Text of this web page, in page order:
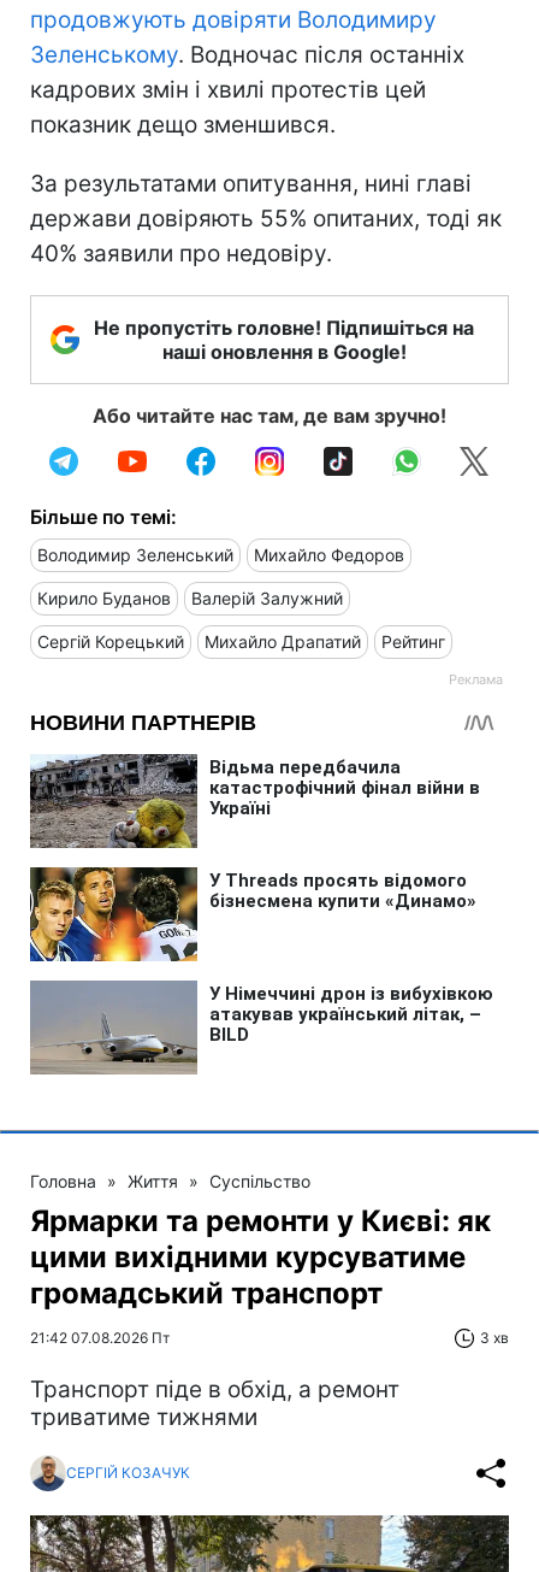
продовжують довіряти Володимиру
Зеленському. Водночас після останніх
кадрових змін і хвилі протестів цей
показник дещо зменшився.
За результатами опитування, нині главі
держави довіряють 55% опитаних, тоді як
40% заявили про недовіру.
Не пропустіть головне! Підпишіться на
наші оновлення в Google!
Або читайте нас там, де вам зручно!
Більше по темі:
Володимир Зеленський Михайло Федоров
Кирило Буданов Валерій Залужний
Сергій Корецький Михайло Драпатий Рейтинг
Головна » Життя » Суспільство
Ярмарки та ремонти у Києві: як
цими вихідними курсуватиме
громадський транспорт
21:42 07.08.2026 Пт 3 хв
Транспорт піде в обхід, а ремонт
триватиме тижнями
СЕРГІЙ КОЗАЧУК